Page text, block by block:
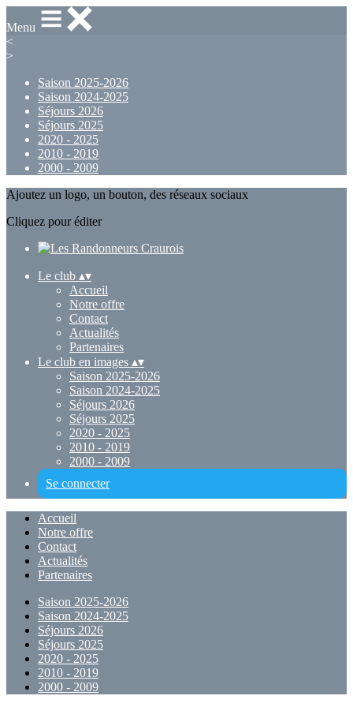
Menu
<
>
Saison 2025-2026
Saison 2024-2025
Séjours 2026
Séjours 2025
2020 - 2025
2010 - 2019
2000 - 2009
Ajoutez un logo, un bouton, des réseaux sociaux
Cliquez pour éditer
Le club ▴▾
Accueil
Notre offre
Contact
Actualités
Partenaires
Le club en images ▴▾
Saison 2025-2026
Saison 2024-2025
Séjours 2026
Séjours 2025
2020 - 2025
2010 - 2019
2000 - 2009
Se connecter
Accueil
Notre offre
Contact
Actualités
Partenaires
Saison 2025-2026
Saison 2024-2025
Séjours 2026
Séjours 2025
2020 - 2025
2010 - 2019
2000 - 2009